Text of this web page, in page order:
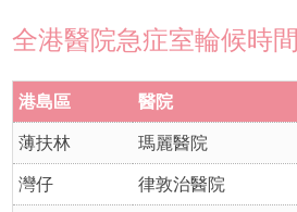
全港醫院急症室輪候時間
港島區 醫院
薄扶林 瑪麗醫院
灣仔 律敦治醫院